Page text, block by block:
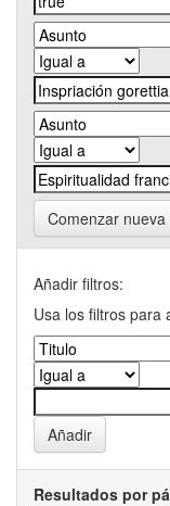
Comenzar
Añadir filtros:
Usa los filtros para
Resultados por